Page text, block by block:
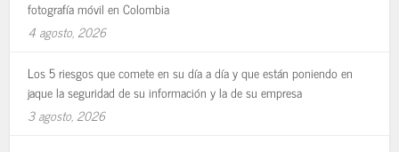
fotografía móvil en Colombia
4 agosto, 2026
Los 5 riesgos que comete en su día a día y que están poniendo en
jaque la seguridad de su información y la de su empresa
3 agosto, 2026